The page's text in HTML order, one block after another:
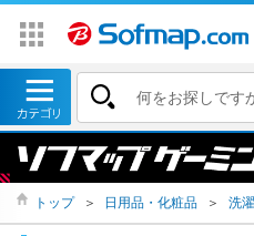
トップ ＞ 日用品・化粧品 ＞ 洗